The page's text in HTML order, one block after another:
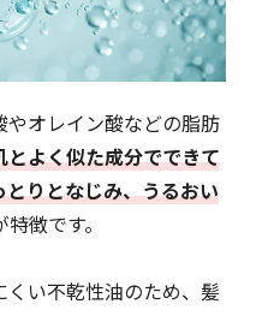
やオレイン酸などの脂肪
とよく似た成分でできて
とりとなじみ、うるおい
徴です。
くい不乾性油のため、髪